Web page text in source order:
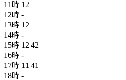
11時 12
12時 -
13時 12
14時 -
15時 12 42
16時 -
17時 11 41
18時 -